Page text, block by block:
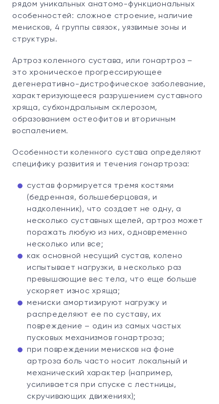
рядом уникальных анатомо-функциональных
особенностей: сложное строение, наличие
менисков, 4 группы связок, уязвимые зоны и
структуры.
Артроз коленного сустава, или гонартроз –
это хроническое прогрессирующее
дегенеративно-дистрофическое заболевание,
характеризующееся разрушением суставного
хряща, субхондральным склерозом,
образованием остеофитов и вторичным
воспалением.
Особенности коленного сустава определяют
специфику развития и течения гонартроза:
сустав формируется тремя костями
(бедренная, большеберцовая, и
надколенник), что создает не одну, а
несколько суставных щелей, артроз может
поражать любую из них, одновременно
несколько или все;
как основной несущий сустав, колено
испытывает нагрузки, в несколько раз
превышающие вес тела, что еще больше
ускоряет износ хряща;
мениски амортизируют нагрузку и
распределяют ее по суставу, их
повреждение – один из самых частых
пусковых механизмов гонартроза;
при повреждении менисков на фоне
артроза боль часто носит локальный и
механический характер (например,
усиливается при спуске с лестницы,
скручивающих движениях);